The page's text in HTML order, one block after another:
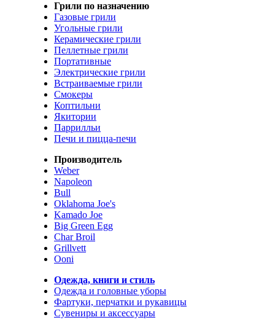
Грили по назначению
Газовые грили
Угольные грили
Керамические грили
Пеллетные грили
Портативные
Электрические грили
Встраиваемые грили
Смокеры
Коптильни
Якитории
Паррилльи
Печи и пицца-печи
Производитель
Weber
Napoleon
Bull
Oklahoma Joe's
Kamado Joe
Big Green Egg
Char Broil
Grillvett
Ooni
Одежда, книги и стиль
Одежда и головные уборы
Фартуки, перчатки и рукавицы
Сувениры и аксессуары